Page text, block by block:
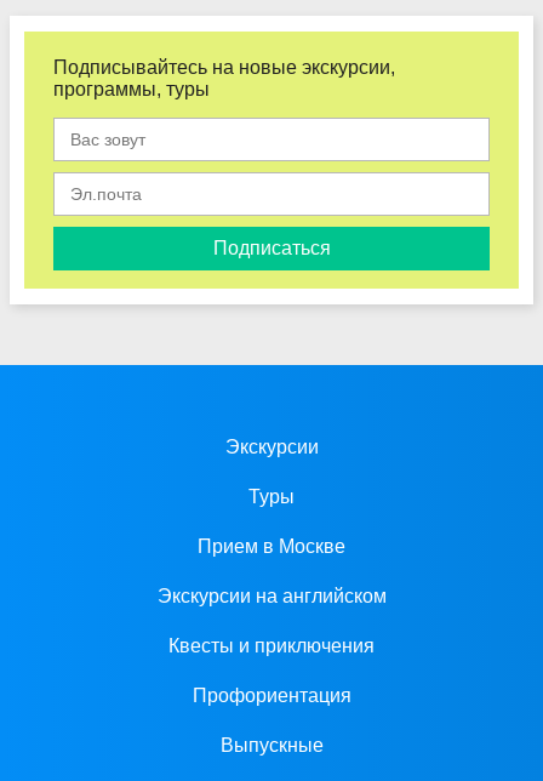
Подписывайтесь на новые экскурсии,
программы, туры
Подписаться
Экскурсии
Туры
Прием в Москве
Экскурсии на английском
Квесты и приключения
Профориентация
Выпускные